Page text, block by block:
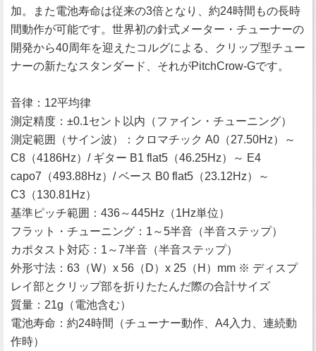
加。また電池寿命は従来の3倍となり、約24時間もの長時
間動作が可能です。世界初の針式メーター・チューナーの
開発から40周年を迎えたコルグによる、クリップ型チュー
ナーの新たなスタンダード、それがPitchCrow-Gです。
音律：12平均律
測定精度：±0.1セント以内（ファイン・チューニング）
測定範囲（サイン波）：クロマチック A0（27.50Hz）～
C8（4186Hz）/ ギター B1 flat5（46.25Hz）～ E4
capo7（493.88Hz）/ ベース B0 flat5（23.12Hz）～
C3（130.81Hz）
基準ピッチ範囲：436～445Hz（1Hz単位）
フラット・チューニング：1～5半音（半音ステップ）
カポタスト対応：1～7半音（半音ステップ）
外形寸法：63（W）x 56（D）x 25（H）mm ※ ディスプ
レイ部とクリップ部を折りたたんだ際の合計サイズ
質量：21g（電池含む）
電池寿命：約24時間（チューナー動作、A4入力、連続動
作時）